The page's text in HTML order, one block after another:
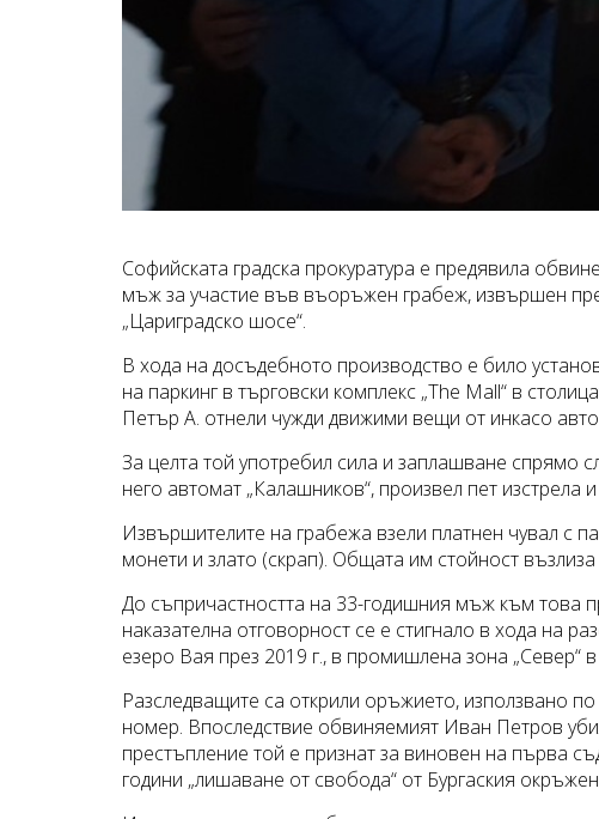
Софийската градска прокуратура е предявила
мъж за участие във въоръжен грабеж, извършен
„Цариградско шосе“.
В хода на досъдебното производство е било
на паркинг в търговски комплекс „The Mall“ в
Петър А. отнели чужди движими вещи от инкасо
За целта той употребил сила и заплашване спрямо
него автомат „Калашников“, произвел пет изстрела
Извършителите на грабежа взели платнен чувал с
монети и злато (скрап). Общата им стойност
До съпричастността на 33-годишния мъж към това
наказателна отговорност се е стигнало в хода на
езеро Вая през 2019 г., в промишлена зона „Север“ в
Разследващите са открили оръжието, използвано
номер. Впоследствие обвиняемият Иван Петров
престъпление той е признат за виновен на първа
години „лишаване от свобода“ от Бургаския